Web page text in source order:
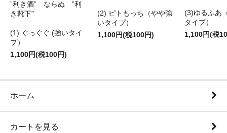
”利き酒” ならぬ ”利
き靴下”
(1) ぐっぐぐ (強いタイ
プ）
1,100円(税100円)
(2) ピトもっち（やや強
いタイプ）
1,100円(税100円)
(3)ゆるふあ
タイプ）
1,100円(税
ホーム
カートを見る